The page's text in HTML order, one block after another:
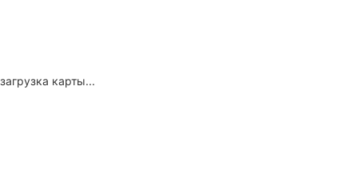
загрузка карты...